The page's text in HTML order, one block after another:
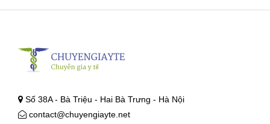
Số 38A - Bà Triệu - Hai Bà Trưng - Hà Nội
contact@chuyengiayte.net